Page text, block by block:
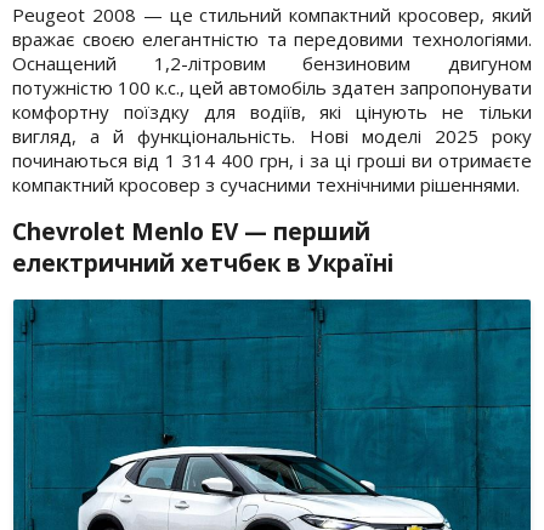
Peugeot 2008 — це стильний компактний кросовер, який
вражає своєю елегантністю та передовими технологіями.
Оснащений 1,2-літровим бензиновим двигуном
потужністю 100 к.с., цей автомобіль здатен запропонувати
комфортну поїздку для водіїв, які цінують не тільки
вигляд, а й функціональність. Нові моделі 2025 року
починаються від 1 314 400 грн, і за ці гроші ви отримаєте
компактний кросовер з сучасними технічними рішеннями.
Chevrolet Menlo EV— перший
електричний хетчбек в Україні